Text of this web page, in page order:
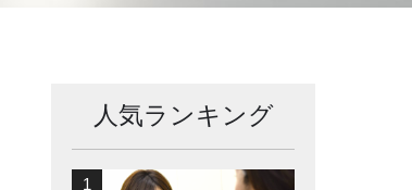
人気ランキング